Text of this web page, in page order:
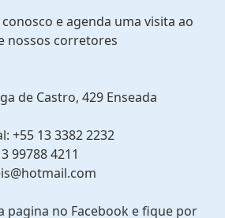
e agenda uma visita ao
nossos corretores
de Castro, 429 Enseada
+55 13 3382 2232
99788 4211
pagina no Facebook e fique por